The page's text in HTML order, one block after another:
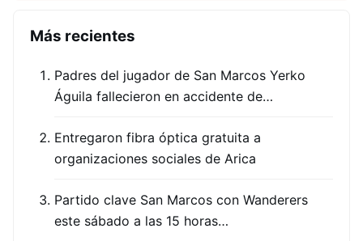
Más recientes
Padres del jugador de San Marcos Yerko
Águila fallecieron en accidente de…
Entregaron fibra óptica gratuita a
organizaciones sociales de Arica
Partido clave San Marcos con Wanderers
este sábado a las 15 horas…